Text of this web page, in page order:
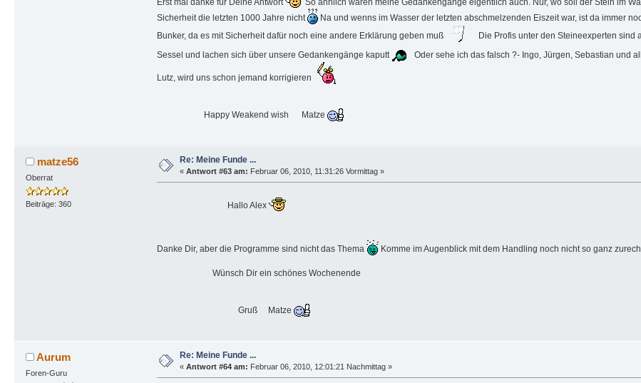
Erst mal danke für Deine Antwort
So ähnlich waren meine Gedankengänge eigentlich auch. Nur, wo soll der Stein im
Sicherheit die letzten 1000 Jahre nicht
Na und wenns im Wasser der letzten abschmelzenden Eiszeit war, ist da immer
Bunker, da es mit Sicherheit dafür noch eine andere Erklärung geben muß
Die Profis unter den Steineexperten sind
Sessel und lachen sich über unsere Gedankengänge kaputt
Oder sehe ich das falsch ?- Ingo, Jürgen, Sebastian und
Lutz, wird uns schon jemand korrigieren
Happy Weakend wish Matze
matze56
Oberrat
Beiträge: 360
Re: Meine Funde ...
« Antwort #63 am: Februar 06, 2010, 11:31:26 Vormittag »
Hallo Alex
Danke Dir, aber die Programme sind nicht das Thema Komme im Augenblick mit dem Handling noch nicht so ganz
Wünsch Dir ein schönes Wochenende
Gruß Matze
Aurum
Foren-Guru
Re: Meine Funde ...
« Antwort #64 am: Februar 06, 2010, 12:01:21 Nachmittag »